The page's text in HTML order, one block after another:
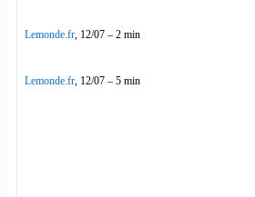
Lemonde.fr, 12/07 – 2 min
Lemonde.fr, 12/07 – 5 min